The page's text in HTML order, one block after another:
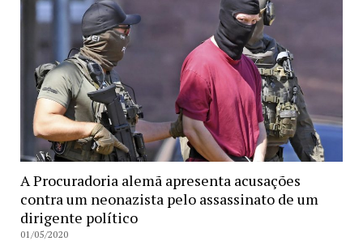
A Procuradoria alemã apresenta acusações
contra um neonazista pelo assassinato de um
dirigente político
01/05/2020